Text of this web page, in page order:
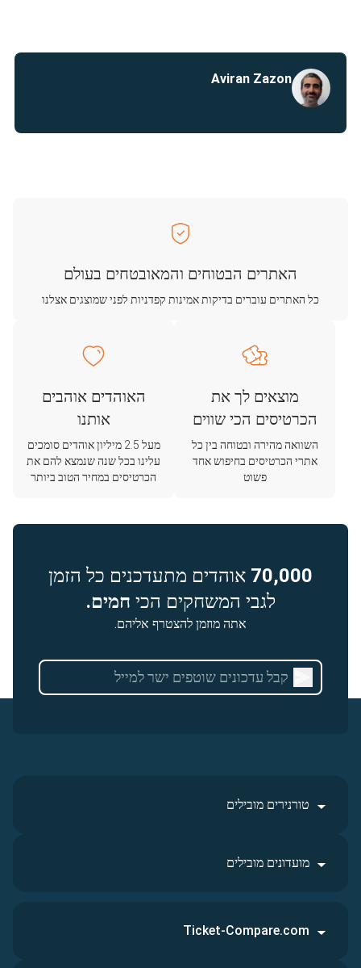
Aviran Zazon
האתרים הבטוחים והמאובטחים בעולם
כל האתרים עוברים בדיקות אמינות קפדניות לפני שמוצגים אצלנו
מוצאים לך את
הכרטיסים הכי שווים
השוואה מהירה ובטוחה בין כל
אתרי הכרטיסים בחיפוש אחד
פשוט
האוהדים אוהבים
אותנו
מעל 2.5 מיליון אוהדים סומכים
עלינו בכל שנה שנמצא להם את
הכרטיסים במחיר הטוב ביותר
70,000 אוהדים מתעדכנים כל הזמן
לגבי המשחקים הכי חמים.
אתה מוזמן להצטרף אליהם.
טורנירים מובילים
מועדונים מובילים
Ticket-Compare.com